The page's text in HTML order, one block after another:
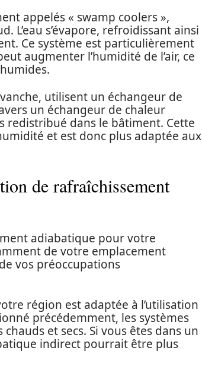
appelés « swamp coolers »,
L’eau s’évapore, refroidissant ainsi
Ce système est particulièrement
augmenter l’humidité de l’air, ce
utilisent un échangeur de
un échangeur de chaleur
dans le bâtiment. Cette
et est donc plus adaptée aux
de rafraîchissement
adiabatique pour votre
de votre emplacement
vos préoccupations
région est adaptée à l’utilisation
précédemment, les systèmes
et secs. Si vous êtes dans un
indirect pourrait être plus